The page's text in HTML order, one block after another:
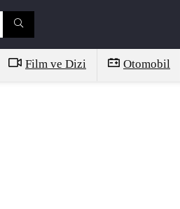
Film ve Dizi Otomobil